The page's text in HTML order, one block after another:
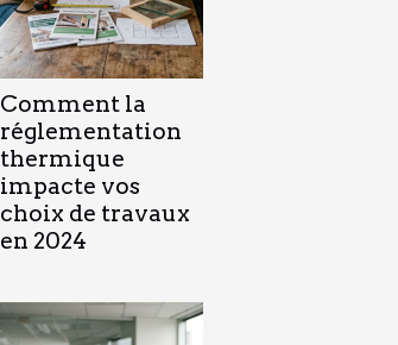
Comment la
réglementation
thermique
impacte vos
choix de travaux
en 2024